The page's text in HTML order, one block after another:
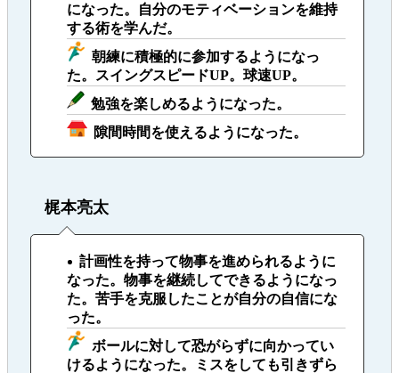
になった。自分のモティベーションを維持
する術を学んだ。
朝練に積極的に参加するようになっ
た。スイングスピードUP。球速UP。
勉強を楽しめるようになった。
隙間時間を使えるようになった。
梶本亮太
計画性を持って物事を進められるように
なった。物事を継続してできるようになっ
た。苦手を克服したことが自分の自信にな
った。
ボールに対して恐がらずに向かってい
けるようになった。ミスをしても引きずら